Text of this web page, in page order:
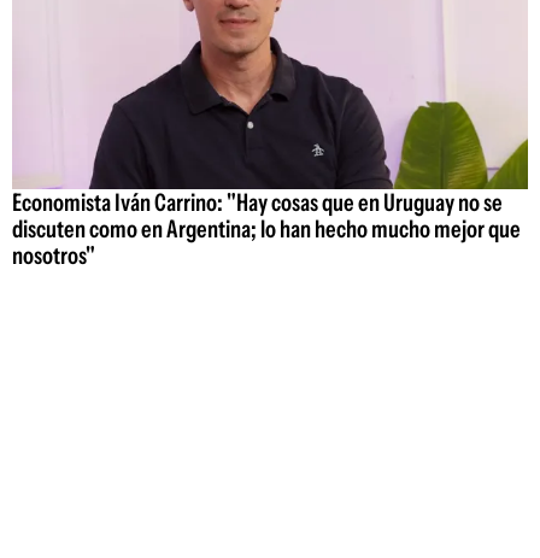
Economista Iván Carrino: "Hay cosas que en Uruguay no se
discuten como en Argentina; lo han hecho mucho mejor que
nosotros"